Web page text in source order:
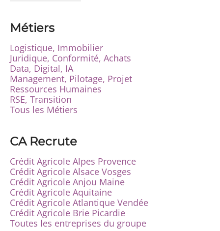
Métiers
Logistique, Immobilier
Juridique, Conformité, Achats
Data, Digital, IA
Management, Pilotage, Projet
Ressources Humaines
RSE, Transition
Tous les Métiers
CA Recrute
Crédit Agricole Alpes Provence
Crédit Agricole Alsace Vosges
Crédit Agricole Anjou Maine
Crédit Agricole Aquitaine
Crédit Agricole Atlantique Vendée
Crédit Agricole Brie Picardie
Toutes les entreprises du groupe